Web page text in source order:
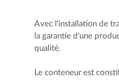
Avec l'installation de
la garantie d'une
qualité.
Le conteneur est